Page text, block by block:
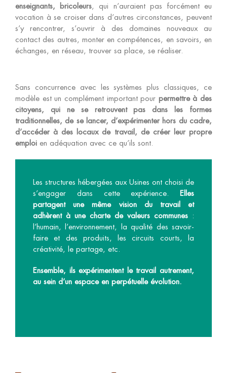
enseignants, bricoleurs, qui n’auraient pas forcément eu
vocation à se croiser dans d’autres circonstances, peuvent
s’y rencontrer, s’ouvrir à des domaines nouveaux au
contact des autres, monter en compétences, en savoirs, en
échanges, en réseau, trouver sa place, se réaliser.
Sans concurrence avec les systèmes plus classiques, ce
modèle est un complément important pour permettre à des
citoyens, qui ne se retrouvent pas dans les formes
traditionnelles, de se lancer, d’expérimenter hors du cadre,
d’accéder à des locaux de travail, de créer leur propre
emploi en adéquation avec ce qu’ils sont.
Les structures hébergées aux Usines ont choisi de
s’engager dans cette expérience.
Elles
partagent une même vision du travail et
adhèrent à une charte de valeurs communes :
l’humain, l’environnement, la qualité des savoir-
faire et des produits, les circuits courts, la
créativité, le partage, etc.
Ensemble, ils expérimentent le travail autrement,
au sein d’un espace en perpétuelle évolution.